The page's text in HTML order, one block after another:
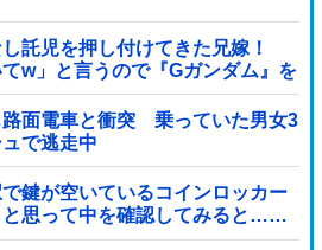
託児を押し付けてきた兄嫁！
てw」と言うので『Gガンダム』を
っ子が重度の中二病を発症して
路面電車と衝突 乗っていた男女3
で逃走中
鍵が空いているコインロッカー
と思って中を確認してみると……